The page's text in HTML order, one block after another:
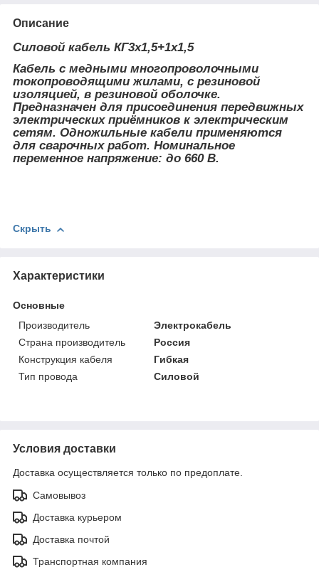
Описание
Силовой кабель КГ3х1,5+1х1,5
Кабель с медными многопроволочными
токопроводящими жилами, с резиновой
изоляцией, в резиновой оболочке.
Предназначен для присоединения передвижных
электрических приёмников к электрическим
сетям. Одножильные кабели применяются
для сварочных работ. Номинальное
переменное напряжение: до 660 В.
Скрыть
Характеристики
Основные
Производитель
Электрокабель
Страна производитель
Россия
Конструкция кабеля
Гибкая
Тип провода
Силовой
Условия доставки
Доставка осуществляется только по предоплате.
Самовывоз
Доставка курьером
Доставка почтой
Транспортная компания